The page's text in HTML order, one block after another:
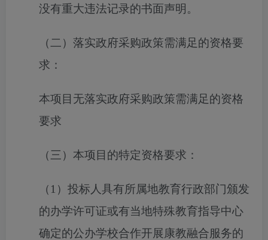
没有重大违法记录的书面声明。
（二）落实政府采购政策需满足的资格要
求：
本项目无落实政府采购政策需满足的资格
要求
（三）本项目的特定资格要求：
（ 1） 投标人具有所属地教育行政部门颁发
的办学许可证或有当地特殊教育指导中心
确定的公办学校合作开展康教融合服务的